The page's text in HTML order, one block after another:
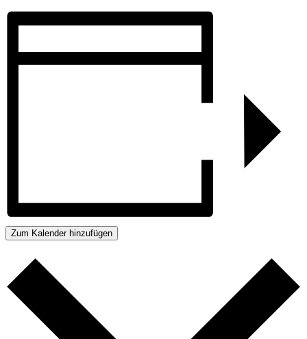
Zum Kalender hinzufügen